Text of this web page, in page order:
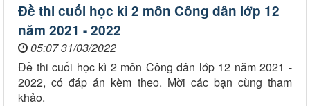
Đề thi cuối học kì 2 môn Công dân lớp 12
năm 2021 - 2022
05:07 31/03/2022
Đề thi cuối học kì 2 môn Công dân lớp 12 năm 2021 -
2022, có đáp án kèm theo. Mời các bạn cùng tham
khảo.